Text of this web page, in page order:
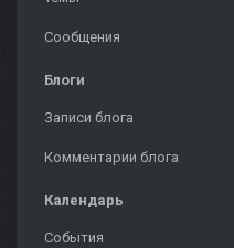
Сообщения
Блоги
Записи блога
Комментарии блога
Календарь
События